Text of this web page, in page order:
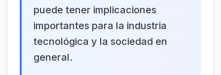
puede tener implicaciones
importantes para la industria
tecnológica y la sociedad en
general.